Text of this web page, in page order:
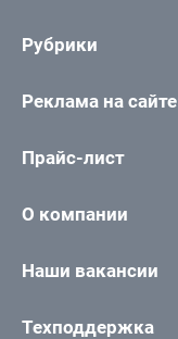
Рубрики
Реклама на сайте
Прайс-лист
О компании
Наши вакансии
Техподдержка